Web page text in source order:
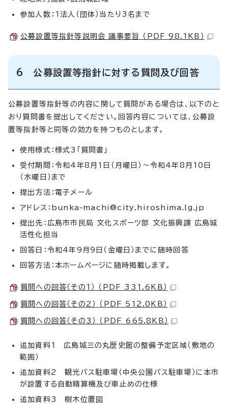
参加人数：1法人（団体）当たり3名まで
公募設置等指針等説明会 議事要旨 （PDF 98.1KB）
6 公募設置等指針に対する質問及び回答
公募設置等指針等の内容に関して質問がある場合は、以下のと
おり質問書を提出してください。回答内容については、公募設
置等指針等と同等の効力を持つものとします。
使用様式：様式3「質問書」
受付期間：令和4年8月1日（月曜日）～令和4年8月10日
（水曜日）まで
提出方法：電子メール
アドレス： bunka-machi@city.hiroshima.lg.jp
提出先：広島市市民局 文化スポーツ部 文化振興課 広島城
活性化担当
回答日：令和4年9月9日（金曜日）までに随時回答
回答方法：本ホームページに随時掲載します。
質問への回答（その1） （PDF 331.6KB）
質問への回答（その2） （PDF 512.0KB）
質問への回答（その3） （PDF 665.8KB）
追加資料1 広島城三の丸歴史館の整備予定区域（敷地の
範囲）
追加資料2 観光バス駐車場（中央公園バス駐車場）に本市
が設置する自動精算機及び車止めの仕様
追加資料3 樹木位置図